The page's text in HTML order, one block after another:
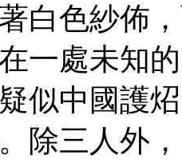
白色紗佈
一處未知
似中國護
除三人外